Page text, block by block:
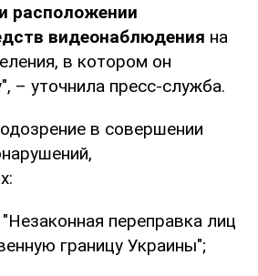
расположении
видеонаблюдения на
в котором он
– уточнила пресс-служба.
в совершении
"Незаконная переправка лиц
границу Украины";